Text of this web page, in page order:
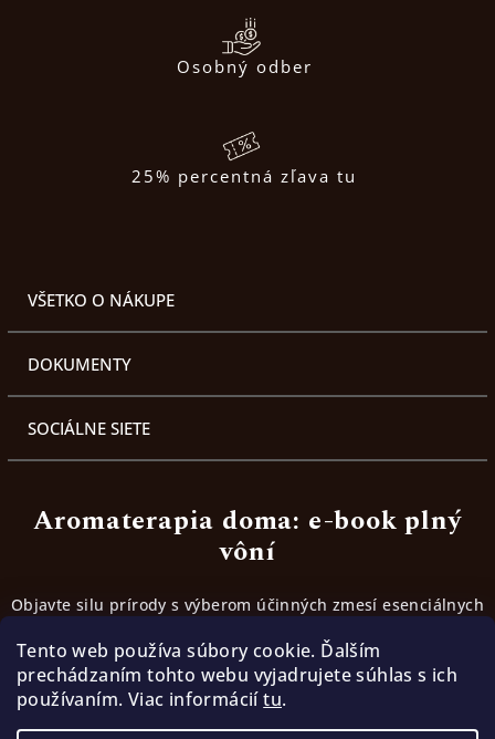
Tento web používa súbory cookie. Ďalším
prechádzaním tohto webu vyjadrujete súhlas s ich
používaním. Viac informáciítu.
Osobný odber
25% percentná zľava tu
VŠETKO O NÁKUPE
DOKUMENTY
SOCIÁLNE SIETE
Aromaterapia doma: e-book plný
vôní
Objavte silu prírody s výberom účinných zmesí esenciálnych
Stiahnúť ebook